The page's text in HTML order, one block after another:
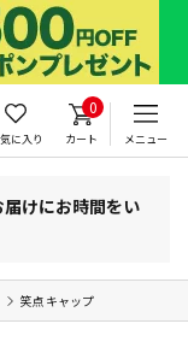
に入り
0
カート メニュー
けにお時間をい
笑点 キャップ